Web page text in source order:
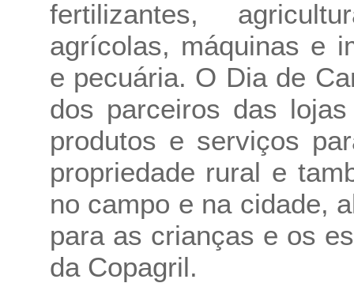
fertilizantes,
agrícolas, máquinas e
e pecuária. O Dia de
dos parceiros das
produtos e serviços
propriedade rural e
no campo e na cidade,
para as crianças e os
da Copagril.